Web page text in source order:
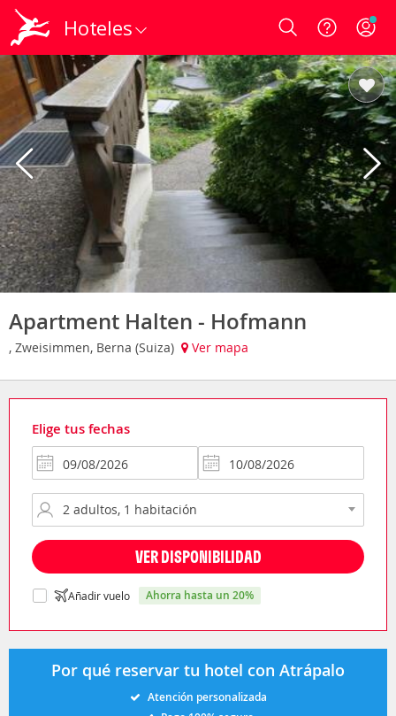
Hoteles Login
Apartment Halten - Hofmann
, Zweisimmen, Berna (Suiza) Ver mapa
Elige tus fechas
VER DISPONIBILIDAD
Añadir vuelo ahorra hasta un 20%
Por qué reservar tu hotel con Atrápalo
Atención personalizada